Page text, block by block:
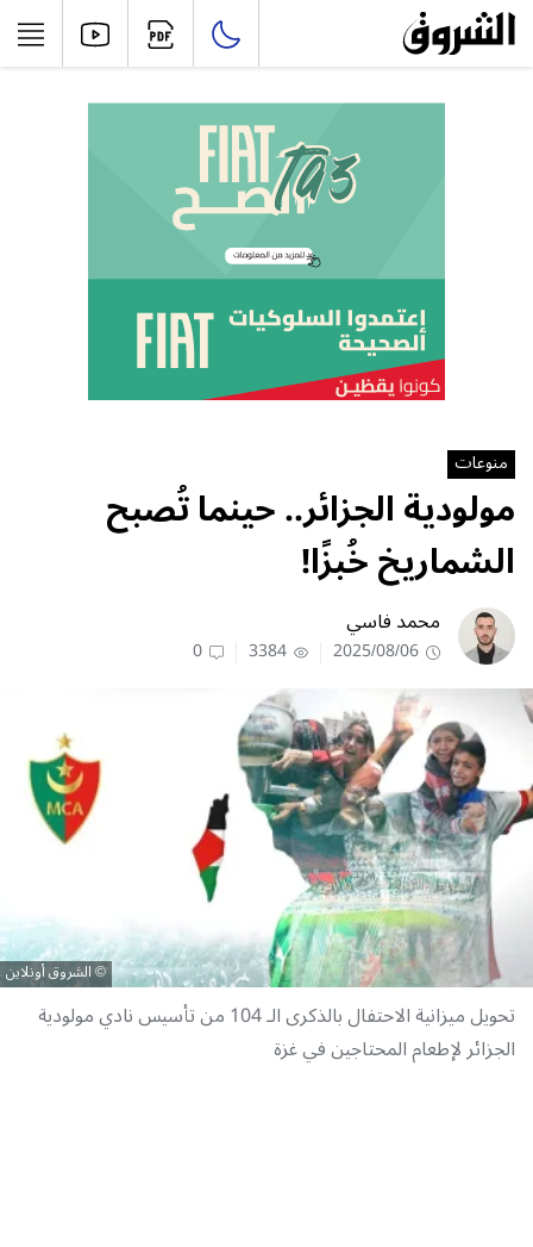
منوعات
مولودية الجزائر.. حينما تُصبح
الشماريخ خُبزًا!
محمد فاسي
2025/08/06
3384
0
الشروق أونلاين
تحويل ميزانية الاحتفال بالذكرى الـ 104 من تأسيس نادي مولودية
الجزائر لإطعام المحتاجين في غزة